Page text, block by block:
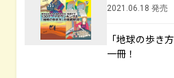
2021.06.18 発売
「地球の歩き
一冊！